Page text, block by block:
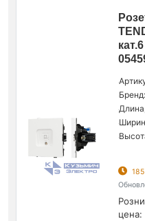
Бренд:
цена: